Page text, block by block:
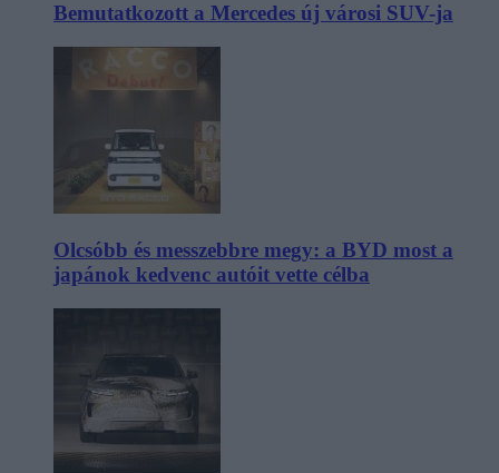
Bemutatkozott a Mercedes új városi SUV-ja
Olcsóbb és messzebbre megy: a BYD most a
japánok kedvenc autóit vette célba